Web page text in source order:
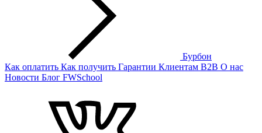
Бурбон
Как оплатить Как получить Гарантии Клиентам B2B О нас
Новости Блог FWSchool